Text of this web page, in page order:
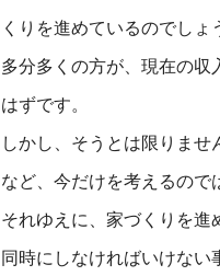
くりを進めているのでしょ
多分多くの方が、現在の収
はずです。
しかし、そうとは限りま
など、今だけを考えるので
それゆえに、家づくりを進
同時にしなければいけな